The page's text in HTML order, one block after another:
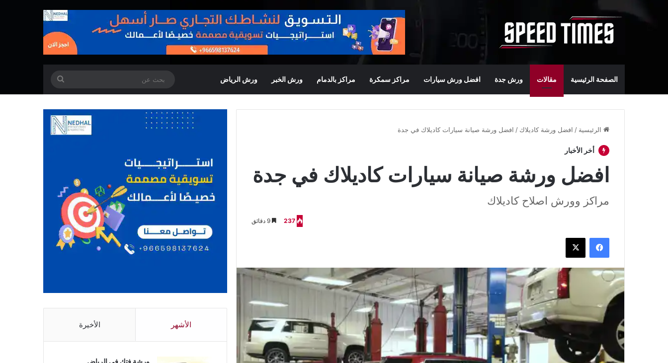
الصفحة الرئيسية مقالات ورش جدة افضل ورش سيارات مراكز سمكرة مراكز بالدمام ورش الخبر ورش الرياض
عن
الرئيسية / افضل ورشة كاديلاك / افضل ورشة صيانة سيارات كاديلاك في جدة
أخر الأخبار
افضل ورشة صيانة سيارات كاديلاك في جدة
مراكز وورش اصلاح كاديلاك
237
فيسبوك
الأشهر الأخيرة
ورشة فتك في الرياض